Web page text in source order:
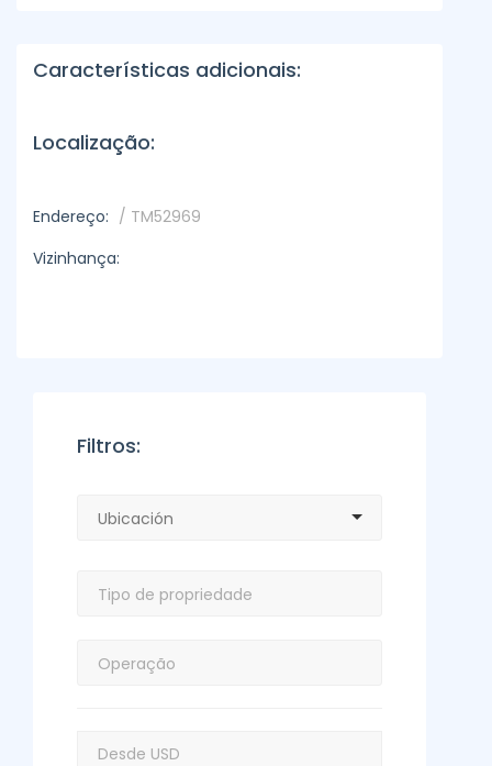
Características adicionais:
Localização:
Endereço: / TM52969
Vizinhança:
Filtros: